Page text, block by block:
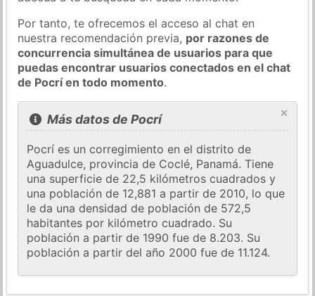
Por tanto, te ofrecemos el acceso al chat en
nuestra recomendación previa, por razones de
concurrencia simultánea de usuarios para que
puedas encontrar usuarios conectados en el chat
de Pocrí en todo momento.
×
Más datos de Pocrí
Pocrí es un corregimiento en el distrito de
Aguadulce, provincia de Coclé, Panamá. Tiene
una superficie de 22,5 kilómetros cuadrados y
una población de 12,881 a partir de 2010, lo que
le da una densidad de población de 572,5
habitantes por kilómetro cuadrado. Su
población a partir de 1990 fue de 8.203. Su
población a partir del año 2000 fue de 11.124.